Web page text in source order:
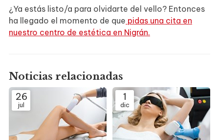
¿Ya estás listo/a para olvidarte del vello? Entonces
ha llegado el momento de que pidas una cita en
nuestro centro de estética en Nigrán.
Noticias relacionadas
26
jul
1
dic